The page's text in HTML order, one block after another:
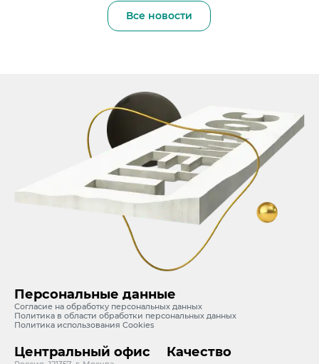
Все новости
Персональные данные
Согласие на обработку персональных данных
Политика в области обработки персональных данных
Политика использования Cookies
Центральный офис
Качество